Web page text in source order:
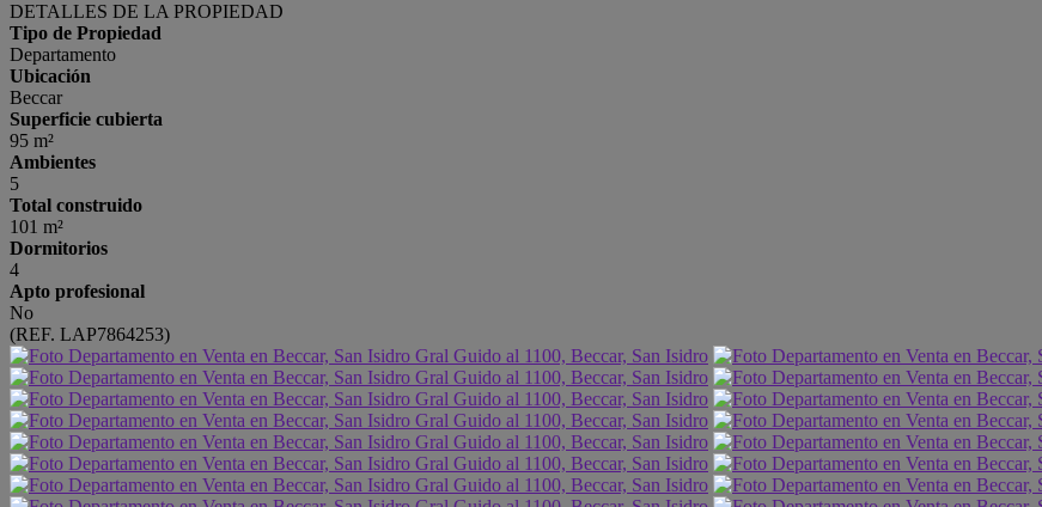
DETALLES DE LA PROPIEDAD
Tipo de Propiedad
Departamento
Ubicación
Beccar
Superficie cubierta
95 m²
Ambientes
5
Total construido
101 m²
Dormitorios
4
Apto profesional
No
(REF. LAP7864253)